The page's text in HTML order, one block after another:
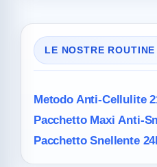
LE NOSTRE
Metodo Anti-Cellulite
Pacchetto Maxi Anti-
Pacchetto Snellente